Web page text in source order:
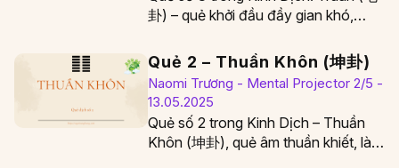
卦) – quẻ khởi đầu đầy gian khó,
Quẻ 2 – Thuần Khôn (坤卦)
Naomi Trương - Mental Projector 2/5 -
13.05.2025
Quẻ số 2 trong Kinh Dịch – Thuần
Khôn (坤卦), quẻ âm thuần khiết, là